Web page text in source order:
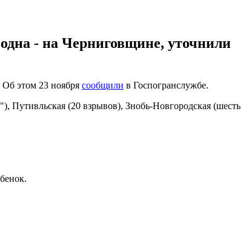
- на Черниговщине, уточнили
этом 23 ноября сообщили в Госпогранслужбе.
Путивльская (20 взрывов), Знобь-Новгородская (шесть